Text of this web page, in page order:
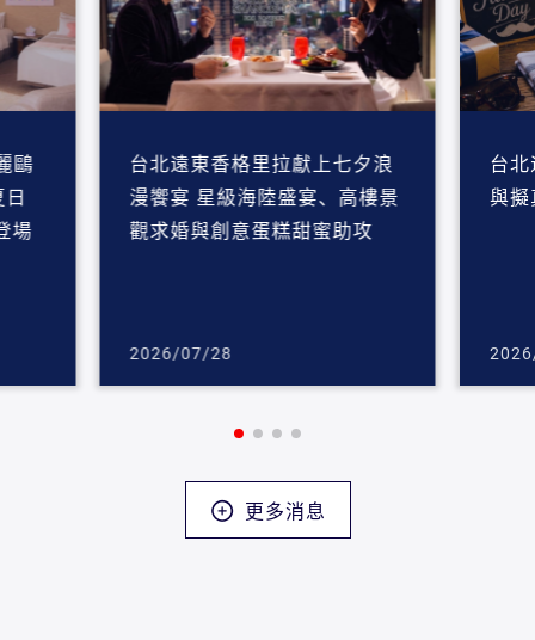
鷗
場
台北遠東香格里拉獻上七夕浪
漫饗宴 星級海陸盛宴、高樓景
觀求婚與創意蛋糕甜蜜助攻
2026/07/28
台
與擬
更多消息